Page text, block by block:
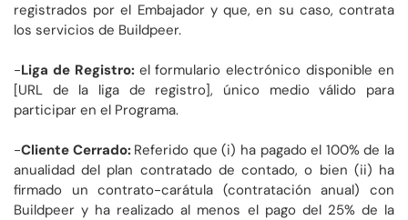
registrados por el Embajador y que, en su caso, contrata
los servicios de Buildpeer.
-Liga de Registro: el formulario electrónico disponible en
[URL de la liga de registro], único medio válido para
participar en el Programa.
-Cliente Cerrado: Referido que (i) ha pagado el 100% de la
anualidad del plan contratado de contado, o bien (ii) ha
firmado un contrato-carátula (contratación anual) con
Buildpeer y ha realizado al menos el pago del 25% de la